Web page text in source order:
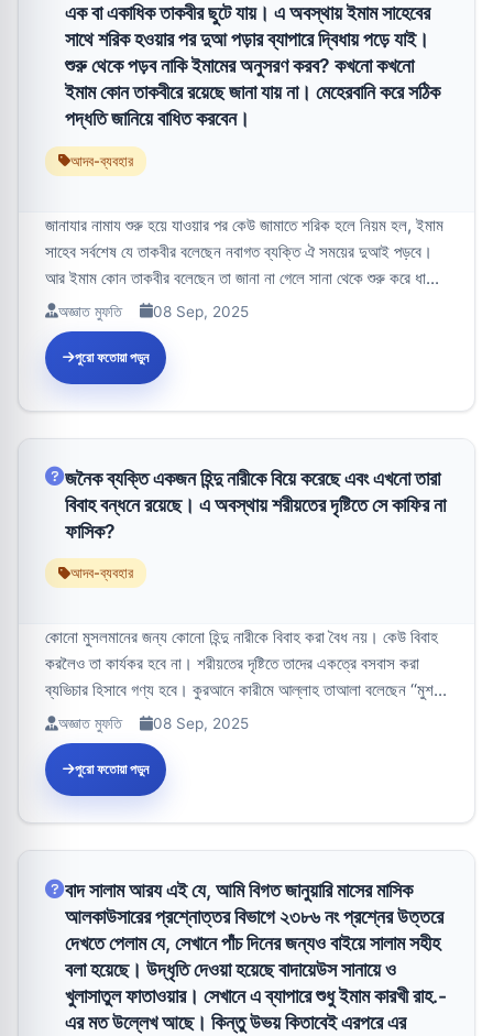
এক বা একাধিক তাকবীর ছুটে যায়। এ অবস্থায় ইমাম সাহেবের
সাথে শরিক হওয়ার পর দুআ পড়ার ব্যাপারে দ্বিধায় পড়ে যাই।
শুরু থেকে পড়ব নাকি ইমামের অনুসরণ করব? কখনো কখনো
ইমাম কোন তাকবীরে রয়েছে জানা যায় না। মেহেরবানি করে সঠিক
পদ্ধতি জানিয়ে বাধিত করবেন।
আদব-ব্যবহার
জানাযার নামায শুরু হয়ে যাওয়ার পর কেউ জামাতে শরিক হলে নিয়ম হল, ইমাম
সাহেব সর্বশেষ যে তাকবীর বলেছেন নবাগত ব্যক্তি ঐ সময়ের দুআই পড়বে।
আর ইমাম কোন তাকবীর বলেছেন তা জানা না গেলে সানা থেকে শুরু করে ধা...
অজ্ঞাত মুফতি 08 Sep, 2025
পুরো ফতোয়া পড়ুন
জনৈক ব্যক্তি একজন হিন্দু নারীকে বিয়ে করেছে এবং এখনো তারা
বিবাহ বন্ধনে রয়েছে। এ অবস্থায় শরীয়তের দৃষ্টিতে সে কাফির না
ফাসিক?
আদব-ব্যবহার
কোনো মুসলমানের জন্য কোনো হিন্দু নারীকে বিবাহ করা বৈধ নয়। কেউ বিবাহ
করলৈও তা কার্যকর হবে না। শরীয়তের দৃষ্টিতে তাদের একত্রে বসবাস করা
ব্যভিচার হিসাবে গণ্য হবে। কুরআনে কারীমে আল্লাহ তাআলা বলেছেন ‘‘মুশ...
অজ্ঞাত মুফতি 08 Sep, 2025
পুরো ফতোয়া পড়ুন
বাদ সালাম আরয এই যে, আমি বিগত জানুয়ারি মাসের মাসিক
আলকাউসারের প্রশ্নোত্তর বিভাগে ২৩৮৬ নং প্রশ্নের উত্তরে
দেখতে পেলাম যে, সেখানে পাঁচ দিনের জন্যও বাইয়ে সালাম সহীহ
বলা হয়েছে। উদ্ধৃতি দেওয়া হয়েছে বাদায়েউস সানায়ে ও
খুলাসাতুল ফাতাওয়ার। সেখানে এ ব্যাপারে শুধু ইমাম কারখী রাহ.-
এর মত উল্লেখ আছে। কিন্তু উভয় কিতাবেই এরপরে এর